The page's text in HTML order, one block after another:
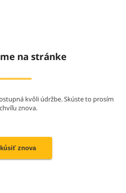
na stránke
kvôli údržbe. Skúste to prosím
znova.
znova